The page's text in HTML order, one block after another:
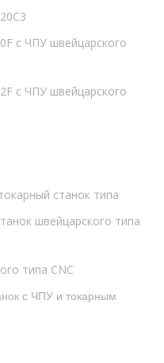
с ЧПУ швейцарского
с ЧПУ швейцарского
станок типа
швейцарского типа
типа CNC
с ЧПУ и токарным